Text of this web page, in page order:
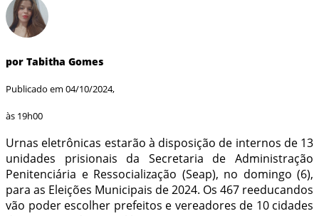
por Tabitha Gomes
Publicado em 04/10/2024,
às 19h00
Urnas eletrônicas estarão à disposição de internos de 13
unidades prisionais da Secretaria de Administração
Penitenciária e Ressocialização (Seap), no domingo (6),
para as Eleições Municipais de 2024. Os 467 reeducandos
vão poder escolher prefeitos e vereadores de 10 cidades